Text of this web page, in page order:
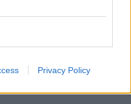
Privacy Policy
volt -, aki közel